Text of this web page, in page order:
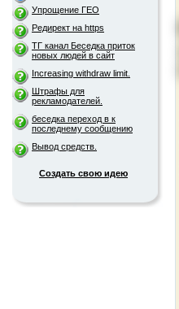
Упрощение ГЕО
Редирект на https
ТГ канал Беседка приток
новых людей в сайт
Increasing withdraw limit.
Штрафы для
рекламодателей.
беседка переход в к
последнему сообщению
Вывод средств.
Создать свою идею